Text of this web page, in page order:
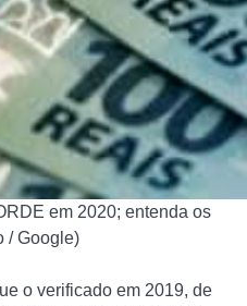
em 2020; entenda os
/ Google)
o verificado em 2019, de